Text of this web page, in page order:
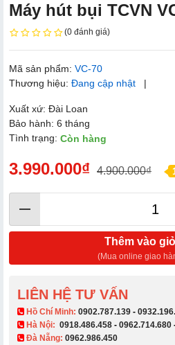
Máy hút bụi TCVN
(0 đánh giá)
Mã sản phẩm: VC-70
Thương hiệu: Đang cập nhật |
Xuất xứ: Đài Loan
Bảo hành: 6 tháng
Tình trạng: Còn hàng
3.990.000₫ 4.900.000₫
Thêm vào
(Mua online giao
LIÊN HỆ TƯ VẤN
​ Hồ Chí Minh: 0902.787.139 -
Hà Nội: 0918.486.458 - 0962.714.680
Đà Nẵng: 0962.986.450